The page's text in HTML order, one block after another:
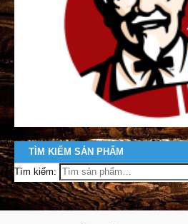
TÌM KIẾM SẢN PHẨM
Tìm kiếm: